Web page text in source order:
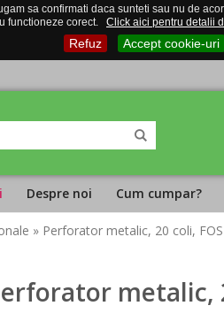
sa confirmati daca sunteti sau nu de
functioneze corect.
Click aici pentru detalii
Refuz Accept cookie-uri
Despre noi Cum cumpar?
» Perforator metalic, 20 coli,
metalic,